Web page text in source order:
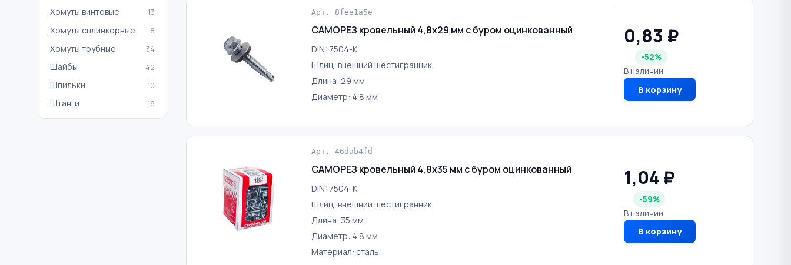
Хомуты винтовые 13
Хомуты сплинкерные 8
Хомуты трубные 34
Шайбы 42
Шпильки 10
Штанги 18
Арт. 8fee1a5e
САМОРЕЗ кровельный 4,8х29 мм с буром оцинкованный
DIN: 7504-K
Шлиц: внешний шестигранник
Длина: 29 мм
Диаметр: 4.8 мм
0,83 ₽
-52%
В наличии
В корзину
Арт. 46dab4fd
САМОРЕЗ кровельный 4,8х35 мм с буром оцинкованный
DIN: 7504-K
Шлиц: внешний шестигранник
Длина: 35 мм
Диаметр: 4.8 мм
Материал: сталь
1,04 ₽
-59%
В наличии
В корзину